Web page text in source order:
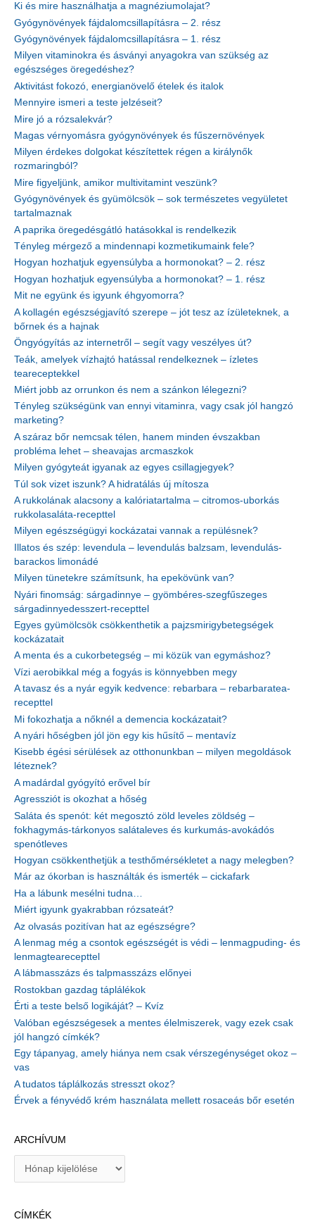
Ki és mire használhatja a magnéziumolajat?
Gyógynövények fájdalomcsillapításra – 2. rész
Gyógynövények fájdalomcsillapításra – 1. rész
Milyen vitaminokra és ásványi anyagokra van szükség az
egészséges öregedéshez?
Aktivitást fokozó, energianövelő ételek és italok
Mennyire ismeri a teste jelzéseit?
Mire jó a rózsalekvár?
Magas vérnyomásra gyógynövények és fűszernövények
Milyen érdekes dolgokat készítettek régen a királynők
rozmaringból?
Mire figyeljünk, amikor multivitamint veszünk?
Gyógynövények és gyümölcsök – sok természetes vegyületet
tartalmaznak
A paprika öregedésgátló hatásokkal is rendelkezik
Tényleg mérgező a mindennapi kozmetikumaink fele?
Hogyan hozhatjuk egyensúlyba a hormonokat? – 2. rész
Hogyan hozhatjuk egyensúlyba a hormonokat? – 1. rész
Mit ne együnk és igyunk éhgyomorra?
A kollagén egészségjavító szerepe – jót tesz az ízületeknek, a
bőrnek és a hajnak
Öngyógyítás az internetről – segít vagy veszélyes út?
Teák, amelyek vízhajtó hatással rendelkeznek – ízletes
teareceptekkel
Miért jobb az orrunkon és nem a szánkon lélegezni?
Tényleg szükségünk van ennyi vitaminra, vagy csak jól hangzó
marketing?
A száraz bőr nemcsak télen, hanem minden évszakban
probléma lehet – sheavajas arcmaszkok
Milyen gyógyteát igyanak az egyes csillagjegyek?
Túl sok vizet iszunk? A hidratálás új mítosza
A rukkolának alacsony a kalóriatartalma – citromos-uborkás
rukkolasaláta-recepttel
Milyen egészségügyi kockázatai vannak a repülésnek?
Illatos és szép: levendula – levendulás balzsam, levendulás-
barackos limonádé
Milyen tünetekre számítsunk, ha epekövünk van?
Nyári finomság: sárgadinnye – gyömbéres-szegfűszeges
sárgadinnyedesszert-recepttel
Egyes gyümölcsök csökkenthetik a pajzsmirigybetegségek
kockázatait
A menta és a cukorbetegség – mi közük van egymáshoz?
Vízi aerobikkal még a fogyás is könnyebben megy
A tavasz és a nyár egyik kedvence: rebarbara – rebarbaratea-
recepttel
Mi fokozhatja a nőknél a demencia kockázatait?
A nyári hőségben jól jön egy kis hűsítő – mentavíz
Kisebb égési sérülések az otthonunkban – milyen megoldások
léteznek?
A madárdal gyógyító erővel bír
Agressziót is okozhat a hőség
Saláta és spenót: két megosztó zöld leveles zöldség –
fokhagymás-tárkonyos salátaleves és kurkumás-avokádós
spenótleves
Hogyan csökkenthetjük a testhőmérsékletet a nagy melegben?
Már az ókorban is használták és ismerték – cickafark
Ha a lábunk mesélni tudna…
Miért igyunk gyakrabban rózsateát?
Az olvasás pozitívan hat az egészségre?
A lenmag még a csontok egészségét is védi – lenmagpuding- és
lenmagtearecepttel
A lábmasszázs és talpmasszázs előnyei
Rostokban gazdag táplálékok
Érti a teste belső logikáját? – Kvíz
Valóban egészségesek a mentes élelmiszerek, vagy ezek csak
jól hangzó címkék?
Egy tápanyag, amely hiánya nem csak vérszegénységet okoz –
vas
A tudatos táplálkozás stresszt okoz?
Érvek a fényvédő krém használata mellett rosaceás bőr esetén
ARCHÍVUM
íCÍMKÉK